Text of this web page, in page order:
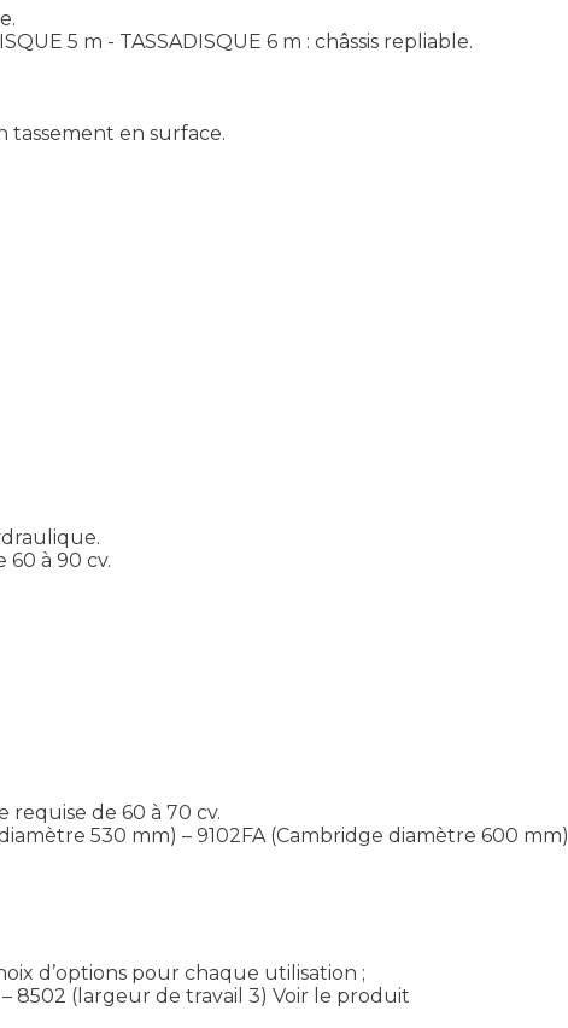
5 m - TASSADISQUE 6 m : châssis repliable.
en surface.
60 à 90 cv.
requise de 60 à 70 cv.
530 mm) – 9102FA (Cambridge diamètre 600 mm)
d’options pour chaque utilisation ;
8502 (largeur de travail 3) Voir le produit